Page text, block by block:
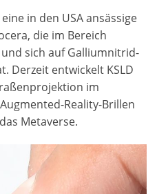
eine in den USA ansässige
die im Bereich
sich auf Galliumnitrid-
Derzeit entwickelt KSLD
im
Reality-Brillen
Metaverse.